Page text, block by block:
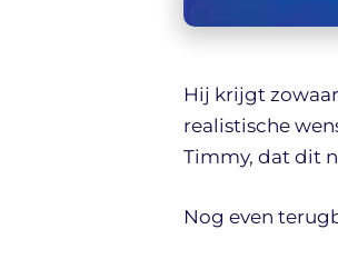
Hij krijgt
realistische
Timmy, dat dit
Nog even